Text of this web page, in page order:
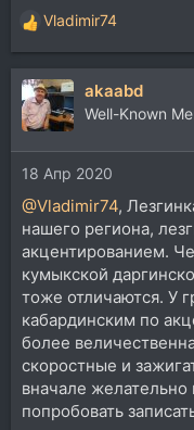
Р
е
а
к
ц
и
и
:
Vladimir74
akaabd
Well-Known
18 Апр 2020
@Vladimir74,
нашего региона,
акцентированием.
кумыкской
тоже отличаются. У
кабардинским по
более
скоростные и
вначале желательно
попробовать